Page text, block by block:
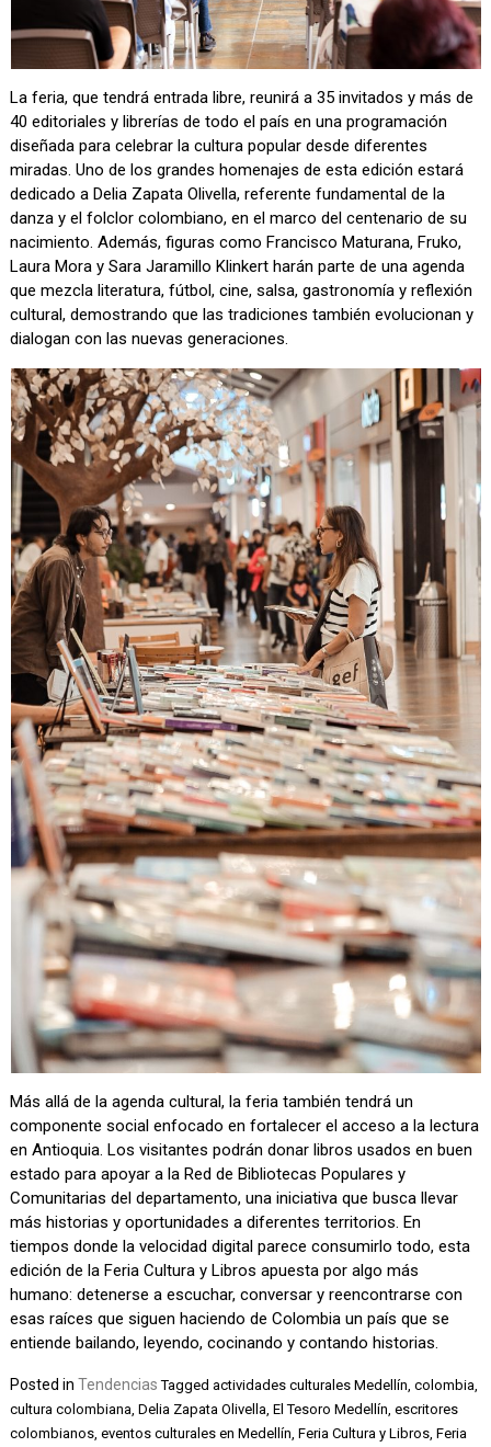
La feria, que tendrá entrada libre, reunirá a 35 invitados y más de
40 editoriales y librerías de todo el país en una programación
diseñada para celebrar la cultura popular desde diferentes
miradas. Uno de los grandes homenajes de esta edición estará
dedicado a Delia Zapata Olivella, referente fundamental de la
danza y el folclor colombiano, en el marco del centenario de su
nacimiento. Además, figuras como Francisco Maturana, Fruko,
Laura Mora y Sara Jaramillo Klinkert harán parte de una agenda
que mezcla literatura, fútbol, cine, salsa, gastronomía y reflexión
cultural, demostrando que las tradiciones también evolucionan y
dialogan con las nuevas generaciones.
Más allá de la agenda cultural, la feria también tendrá un
componente social enfocado en fortalecer el acceso a la lectura
en Antioquia. Los visitantes podrán donar libros usados en buen
estado para apoyar a la Red de Bibliotecas Populares y
Comunitarias del departamento, una iniciativa que busca llevar
más historias y oportunidades a diferentes territorios. En
tiempos donde la velocidad digital parece consumirlo todo, esta
edición de la Feria Cultura y Libros apuesta por algo más
humano: detenerse a escuchar, conversar y reencontrarse con
esas raíces que siguen haciendo de Colombia un país que se
entiende bailando, leyendo, cocinando y contando historias.
Posted inTendencias Taggedactividades culturales Medellín ,colombia
cultura colombiana ,Delia Zapata Olivella ,El Tesoro Medellín ,escritores
colombianos ,eventos culturales en Medellín ,Feria Cultura y Libros ,Feria